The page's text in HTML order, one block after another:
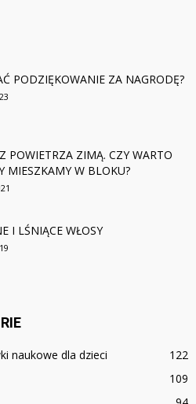
PODZIĘKOWANIE ZA NAGRODĘ?
POWIETRZA ZIMĄ. CZY WARTO
MIESZKAMY W BLOKU?
I LŚNIĄCE WŁOSY
naukowe dla dzieci
122
109